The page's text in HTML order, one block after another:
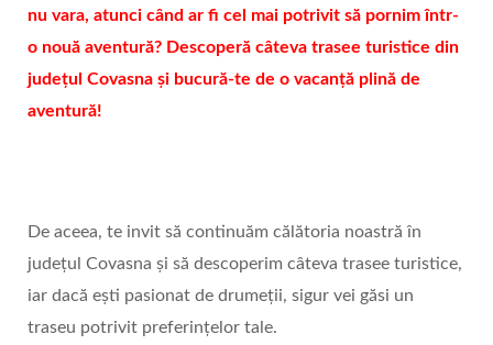
nu vara, atunci când ar fi cel mai potrivit să pornim într-
o nouă aventură? Descoperă câteva trasee turistice din
județul Covasna și bucură-te de o vacanță plină de
aventură!
De aceea, te invit să continuăm călătoria noastră în
județul Covasna și să descoperim câteva trasee turistice,
iar dacă ești pasionat de drumeții, sigur vei găsi un
traseu potrivit preferințelor tale.